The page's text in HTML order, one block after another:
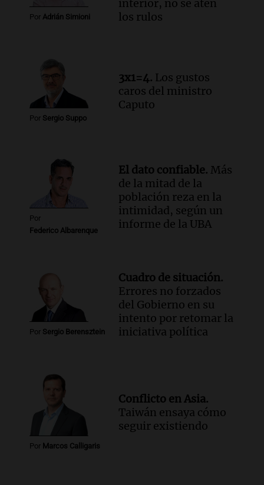
cabra que llevaba ocho días atrapada en
Audio.
Chile planteó mejorar la
conectividad fronteriza, aérea y digital
con Jujuy
Panorama Federal
Episodios
Por Adrián Simioni
interior, no se aten
los rulos
Por Sergio Suppo
3x1=4. Los gustos
caros del ministro
Caputo
Por
Federico Albarenque
El dato confiable. Más
de la mitad de la
población reza en la
intimidad, según un
informe de la UBA
Por Sergio Berensztein
Cuadro de situación.
Errores no forzados
del Gobierno en su
intento por retomar la
iniciativa política
Por Marcos Calligaris
Conflicto en Asia.
Taiwán ensaya cómo
seguir existiendo